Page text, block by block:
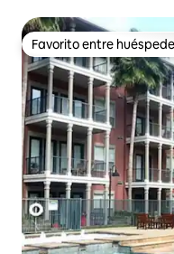
Favorito entre
Favorito entre